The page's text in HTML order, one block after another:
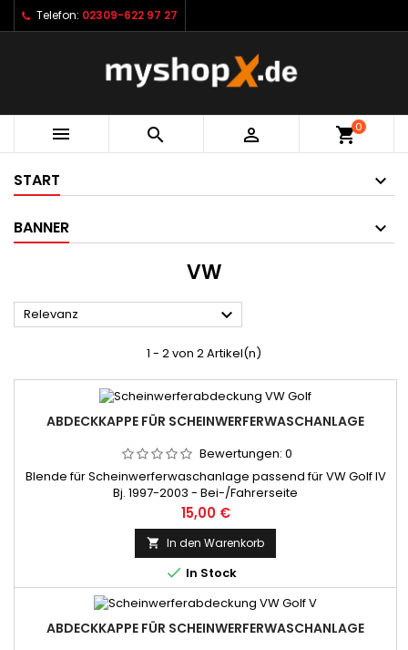
Telefon: 02309-622 97 27
   shopping_cart0
START
BANNER
VW
Relevanz 
1 - 2 von 2 Artikel(n)
ABDECKKAPPE FÜR SCHEINWERFERWASCHANLAGE
Bewertungen: 0
Blende für Scheinwerferwaschanlage passend für VW Golf IV
Bj. 1997-2003 - Bei-/Fahrerseite
Preis
15,00 €
 In den Warenkorb
 In Stock
ABDECKKAPPE FÜR SCHEINWERFERWASCHANLAGE